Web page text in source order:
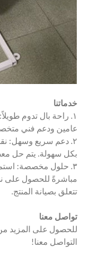
خدماتنا
عامين ودعم فني
٢. دعم سريع وسهل:
بكل سهولة. يتم حل معظم
٣. حلول مخصصة:
مباشرةً للحصول على
تتعلق بصيانة المنتج.
تواصل معنا
للحصول على المزيد من
التواصل معنا!